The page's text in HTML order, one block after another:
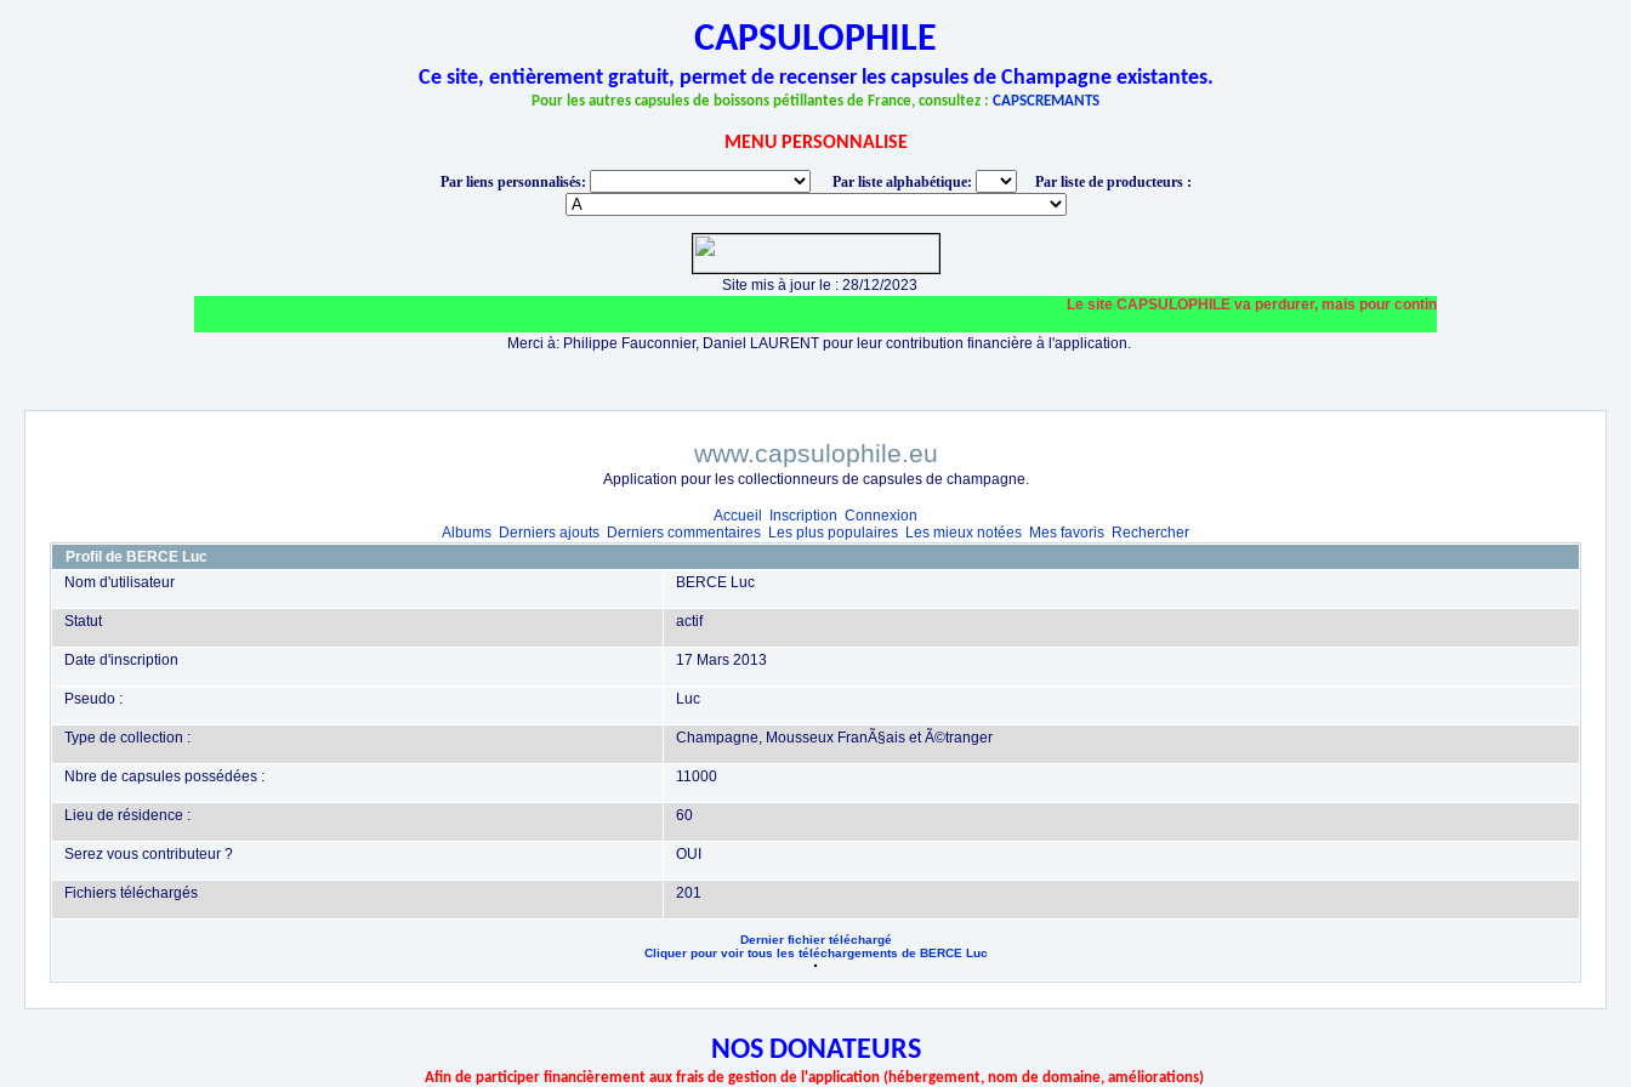
CAPSULOPHILE
Ce site, entièrement gratuit, permet de recenser les capsules de Champagne existantes.
Pour les autres capsules de boissons pétillantes de France, consultez : CAPSCREMANTS
MENU PERSONNALISE
Par liens personnalisés: Par liste alphabétique: Par liste de producteurs :
Site mis à jour le : 28/12/2023
Le site CAPSULOPHILE va perdurer, mais pour continuer à le faire fonctionner
Merci à: Philippe Fauconnier, Daniel LAURENT pour leur contribution financière à l'application.
www.capsulophile.eu
Application pour les collectionneurs de capsules de champagne.
Accueil Inscription Connexion
Albums Derniers ajouts Derniers commentaires Les plus populaires Les mieux notées Mes favoris Rechercher
Profil de BERCE Luc
Nom d'utilisateur
BERCE Luc
Statut actif
Date d'inscription 17 Mars 2013
Pseudo : Luc
Type de collection : Champagne, Mousseux FranÃ§ais et Ã©tranger
Nbre de capsules possédées : 11000
Lieu de résidence : 60
Serez vous contributeur ? OUI
Fichiers téléchargés 201
Dernier fichier téléchargé
Cliquer pour voir tous les téléchargements de BERCE Luc
NOS DONATEURS
Afin de participer financièrement aux frais de gestion de l'application (hébergement, nom de domaine, améliorations)